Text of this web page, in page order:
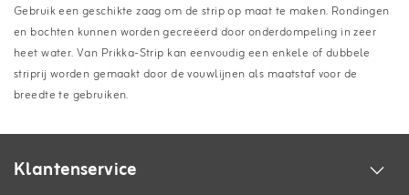
Gebruik een geschikte zaag om de strip op maat te maken. Rondingen
en bochten kunnen worden gecreëerd door onderdompeling in zeer
heet water. Van Prikka-Strip kan eenvoudig een enkele of dubbele
striprij worden gemaakt door de vouwlijnen als maatstaf voor de
breedte te gebruiken.
Klantenservice